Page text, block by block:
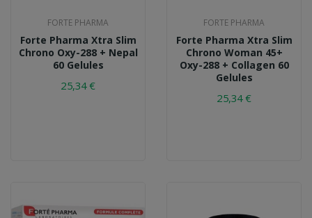
FORTE PHARMA
Forte Pharma Xtra Slim
Chrono Oxy-288 + Nepal
60 Gelules
25,34 €
FORTE PHARMA
Forte Pharma Xtra Slim
Chrono Woman 45+
Oxy-288 + Collagen 60
Gelules
25,34 €